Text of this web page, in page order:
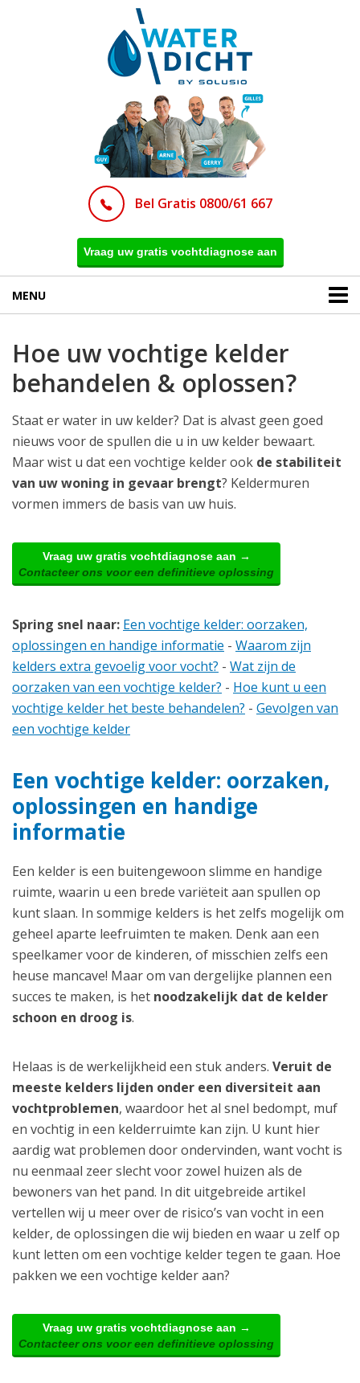
Bel Gratis 0800/61 667
Vraag uw gratis vochtdiagnose aan
MENU
Hoe uw vochtige kelder
behandelen & oplossen?
Staat er water in uw kelder? Dat is alvast geen goed
nieuws voor de spullen die u in uw kelder bewaart.
Maar wist u dat een vochtige kelder ook de stabiliteit
van uw woning in gevaar brengt? Keldermuren
vormen immers de basis van uw huis.
Vraag uw gratis vochtdiagnose aan →
Contacteer ons voor een definitieve oplossing
Spring snel naar: Een vochtige kelder: oorzaken,
oplossingen en handige informatie - Waarom zijn
kelders extra gevoelig voor vocht? - Wat zijn de
oorzaken van een vochtige kelder? - Hoe kunt u een
vochtige kelder het beste behandelen? - Gevolgen van
een vochtige kelder
Een vochtige kelder: oorzaken,
oplossingen en handige
informatie
Een kelder is een buitengewoon slimme en handige
ruimte, waarin u een brede variëteit aan spullen op
kunt slaan. In sommige kelders is het zelfs mogelijk om
geheel aparte leefruimten te maken. Denk aan een
speelkamer voor de kinderen, of misschien zelfs een
heuse mancave! Maar om van dergelijke plannen een
succes te maken, is het noodzakelijk dat de kelder
schoon en droog is.
Helaas is de werkelijkheid een stuk anders. Veruit de
meeste kelders lijden onder een diversiteit aan
vochtproblemen, waardoor het al snel bedompt, muf
en vochtig in een kelderruimte kan zijn. U kunt hier
aardig wat problemen door ondervinden, want vocht is
nu eenmaal zeer slecht voor zowel huizen als de
bewoners van het pand. In dit uitgebreide artikel
vertellen wij u meer over de risico’s van vocht in een
kelder, de oplossingen die wij bieden en waar u zelf op
kunt letten om een vochtige kelder tegen te gaan. Hoe
pakken we een vochtige kelder aan?
Vraag uw gratis vochtdiagnose aan →
Contacteer ons voor een definitieve oplossing